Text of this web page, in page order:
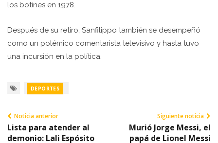
los botines en 1978.
Después de su retiro, Sanfilippo también se desempeñó
como un polémico comentarista televisivo y hasta tuvo
una incursión en la política.
DEPORTES
Noticia anterior
Lista para atender al
demonio: Lali Espósito
Siguiente noticia
Murió Jorge Messi, el
papá de Lionel Messi